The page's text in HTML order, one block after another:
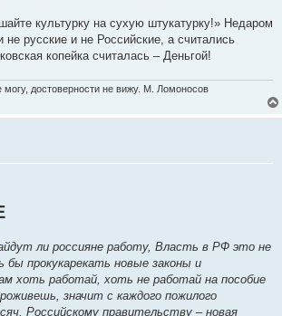
культурку на сухую штукатурку!» Недаром
русские и не Российские, а считались
копейка считалась – Деньгой!
могу, достоверности не вижу. М. Ломоносов
ли россияне работу, Власть в РФ это не
прокукарекать новые законы и
хоть работай, хоть не работай на пособие
значит с каждого пожилого
Российскому правительству – новая